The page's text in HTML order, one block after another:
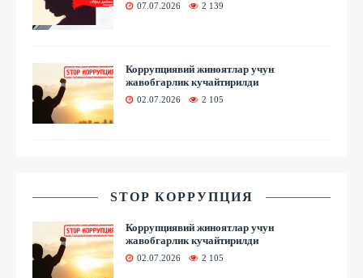
07.07.2026 2 139
Коррупциявий жиноятлар учун
жавобгарлик кучайтирилди
02.07.2026 2 105
STOP КОРРУПЦИЯ
Коррупциявий жиноятлар учун
жавобгарлик кучайтирилди
02.07.2026 2 105